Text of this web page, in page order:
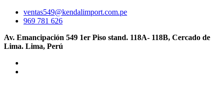
ventas549@kendalimport.com.pe
969 781 626
Av. Emancipación 549 1er Piso stand. 118A- 118B, Cercado de
Lima. Lima, Perú